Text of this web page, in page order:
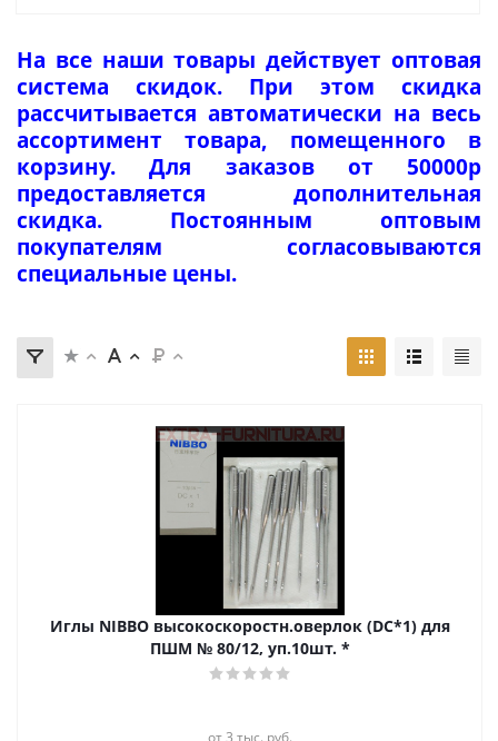
На все наши товары действует оптовая
система скидок. При этом скидка
рассчитывается автоматически на весь
ассортимент товара, помещенного в
корзину. Для заказов от 50000р
предоставляется дополнительная
скидка. Постоянным оптовым
покупателям согласовываются
специальные цены.
Иглы NIBBO высокоскоростн.оверлок (DC*1) для
ПШМ № 80/12, уп.10шт. *
от 3 тыс. руб.